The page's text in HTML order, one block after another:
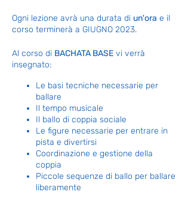
Ogni lezione avrà una durata di un'ora e il
corso terminerà a GIUGNO 2023.
Al corso di BACHATA BASE vi verrà
insegnato:
Le basi tecniche necessarie per
ballare
Il tempo musicale
Il ballo di coppia sociale
Le figure necessarie per entrare in
pista e divertirsi
Coordinazione e gestione della
coppia
Piccole sequenze di ballo per ballare
liberamente